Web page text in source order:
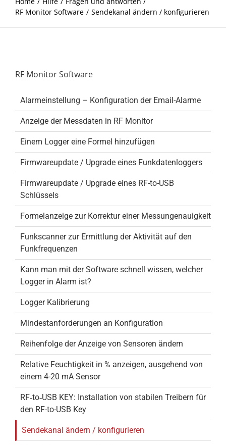
RF Monitor Software
Sendekanal ändern / konfigurieren
RF Monitor Software
Alarmeinstellung – Konfiguration der Email-Alarme
Anzeige der Messdaten in RF Monitor
Einem Logger eine Formel hinzufügen
Firmwareupdate / Upgrade eines Funkdatenloggers
Firmwareupdate / Upgrade eines RF-to-USB
Schlüssels
Formelanzeige zur Korrektur einer Messungenauigkeit
Funkscanner zur Ermittlung der Aktivität auf den
Funkfrequenzen
Kann man mit der Software schnell wissen, welcher
Logger in Alarm ist?
Logger Kalibrierung
Mindestanforderungen an Konfiguration
Reihenfolge der Anzeige von Sensoren ändern
Relative Feuchtigkeit in % anzeigen, ausgehend von
einem 4-20 mA Sensor
RF‐to‐USB KEY: Installation von stabilen Treibern für
den RF-to-USB Key
Sendekanal ändern / konfigurieren